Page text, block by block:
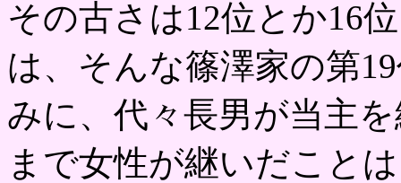
その古さは12位とか16
は、そんな篠澤家の第
みに、代々長男が当主
まで女性が継いだことは